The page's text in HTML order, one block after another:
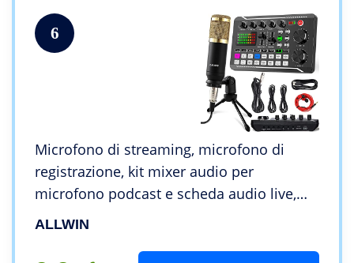
6
Microfono di streaming, microfono di
registrazione, kit mixer audio per
microfono podcast e scheda audio live,
mic a condensatore per PC/telefono/pad,
ALLWIN